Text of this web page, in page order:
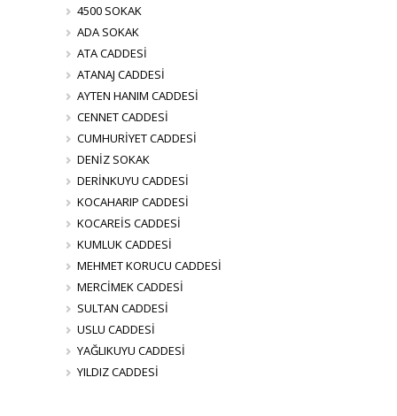
4500 SOKAK
ADA SOKAK
ATA CADDESİ
ATANAJ CADDESİ
AYTEN HANIM CADDESİ
CENNET CADDESİ
CUMHURİYET CADDESİ
DENİZ SOKAK
DERİNKUYU CADDESİ
KOCAHARIP CADDESİ
KOCAREİS CADDESİ
KUMLUK CADDESİ
MEHMET KORUCU CADDESİ
MERCİMEK CADDESİ
SULTAN CADDESİ
USLU CADDESİ
YAĞLIKUYU CADDESİ
YILDIZ CADDESİ